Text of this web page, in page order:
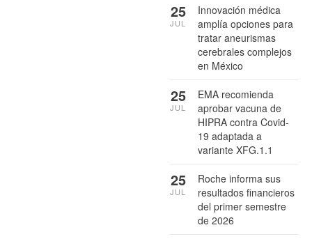
Innovación médica
amplía opciones para
tratar aneurismas
cerebrales complejos
en México
25
JUL
EMA recomienda
aprobar vacuna de
HIPRA contra Covid-
19 adaptada a
variante XFG.1.1
25
JUL
Roche informa sus
resultados financieros
del primer semestre
de 2026
25
JUL